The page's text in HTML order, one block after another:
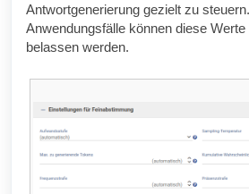
Antwortgenerierung gezielt zu
Anwendungsfälle können diese
belassen werden.